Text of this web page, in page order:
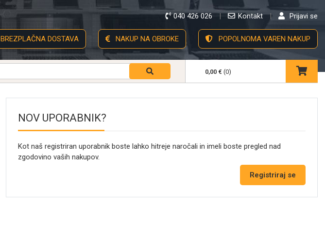
040 426 026 Kontakt Prijavi se
BREZPLAČNA DOSTAVA NAKUP NA OBROKE POPOLNOMA VAREN NAKUP
0,00 € (0)
NOV UPORABNIK?
Kot naš registriran uporabnik boste lahko hitreje naročali in imeli boste pregled nad
zgodovino vaših nakupov.
Registriraj se